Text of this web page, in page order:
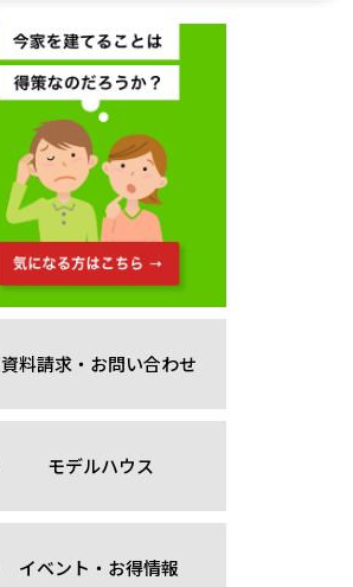
資料請求・お問い合わせ
モデルハウス
イベント・お得情報